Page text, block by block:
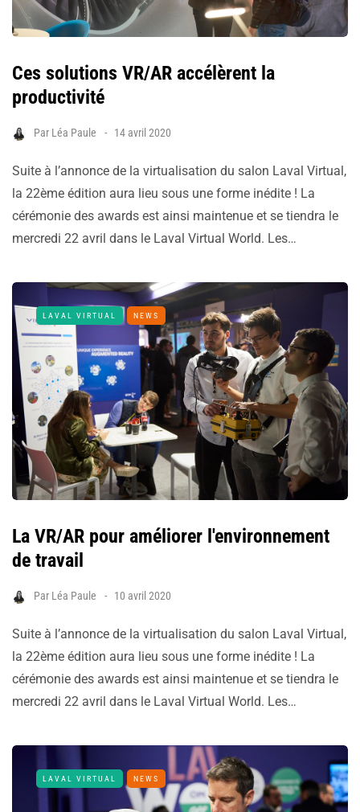
Ces solutions VR/AR accélèrent la
productivité
Par Léa Paule 14 avril 2020
Suite à l’annonce de la virtualisation du salon Laval Virtual,
la 22ème édition aura lieu sous une forme inédite ! La
cérémonie des awards est ainsi maintenue et se tiendra le
mercredi 22 avril dans le Laval Virtual World. Les…
LAVAL VIRTUAL NEWS
La VR/AR pour améliorer l'environnement
de travail
Par Léa Paule 10 avril 2020
Suite à l’annonce de la virtualisation du salon Laval Virtual,
la 22ème édition aura lieu sous une forme inédite ! La
cérémonie des awards est ainsi maintenue et se tiendra le
mercredi 22 avril dans le Laval Virtual World. Les…
LAVAL VIRTUAL NEWS